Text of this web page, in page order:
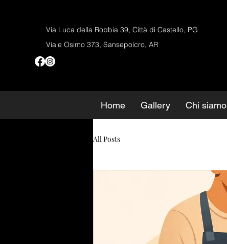
Via Luca della Robbia 39, Città di Castello, PG
Viale Osimo 373, Sansepolcro, AR
Home Gallery Chi siamo
All Posts